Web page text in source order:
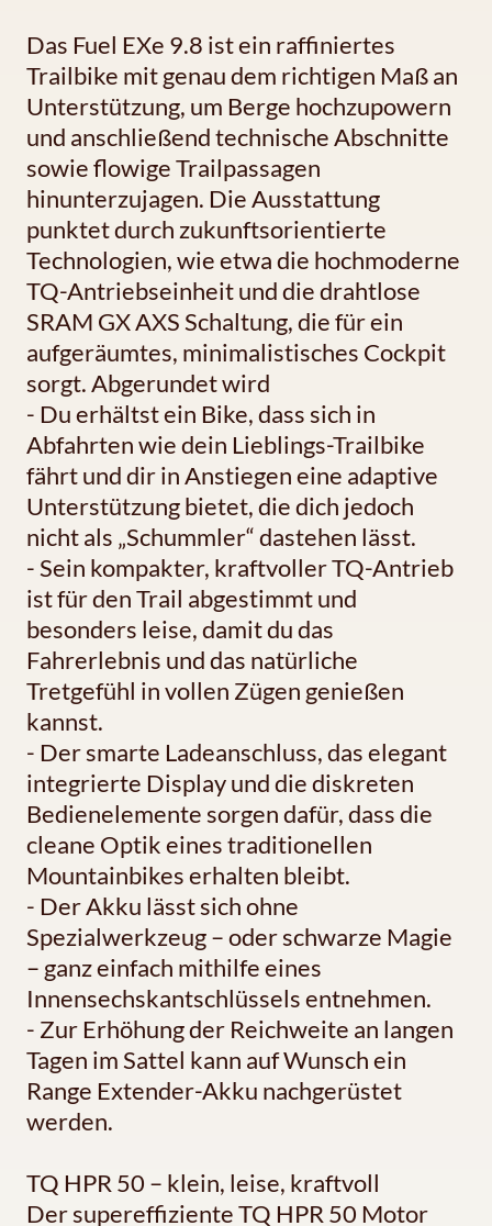
Das Fuel EXe 9.8 ist ein raffiniertes
Trailbike mit genau dem richtigen Maß an
Unterstützung, um Berge hochzupowern
und anschließend technische Abschnitte
sowie flowige Trailpassagen
hinunterzujagen. Die Ausstattung
punktet durch zukunftsorientierte
Technologien, wie etwa die hochmoderne
TQ-Antriebseinheit und die drahtlose
SRAM GX AXS Schaltung, die für ein
aufgeräumtes, minimalistisches Cockpit
sorgt. Abgerundet wird
- Du erhältst ein Bike, dass sich in
Abfahrten wie dein Lieblings-Trailbike
fährt und dir in Anstiegen eine adaptive
Unterstützung bietet, die dich jedoch
nicht als „Schummler“ dastehen lässt.
- Sein kompakter, kraftvoller TQ-Antrieb
ist für den Trail abgestimmt und
besonders leise, damit du das
Fahrerlebnis und das natürliche
Tretgefühl in vollen Zügen genießen
kannst.
- Der smarte Ladeanschluss, das elegant
integrierte Display und die diskreten
Bedienelemente sorgen dafür, dass die
cleane Optik eines traditionellen
Mountainbikes erhalten bleibt.
- Der Akku lässt sich ohne
Spezialwerkzeug – oder schwarze Magie
– ganz einfach mithilfe eines
Innensechskantschlüssels entnehmen.
- Zur Erhöhung der Reichweite an langen
Tagen im Sattel kann auf Wunsch ein
Range Extender-Akku nachgerüstet
werden.
TQ HPR 50 – klein, leise, kraftvoll
Der supereffiziente TQ HPR 50 Motor